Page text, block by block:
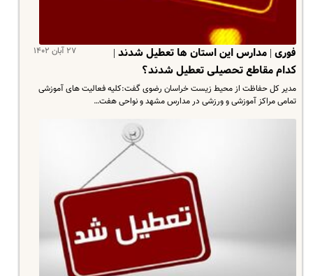
۲۷ آبان ۱۴۰۲
فوری | مدارس این استان ها تعطیل شدند |
کدام مقاطع تحصیلی تعطیل شدند؟
مدیر کل حفاظت از محیط زیست خراسان رضوی گفت:کلیه فعالیت های آموزشی
تمامی مراکز آموزشی و ورزشی در مدارس مشهد و نواحی هفت…